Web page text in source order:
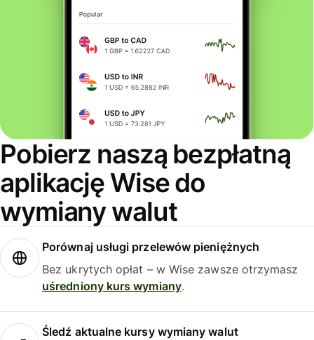
Pobierz naszą bezpłatną
aplikację Wise do
wymiany walut
Porównaj usługi przelewów pieniężnych
Bez ukrytych opłat – w Wise zawsze otrzymasz
uśredniony kurs wymiany.
Śledź aktualne kursy wymiany walut